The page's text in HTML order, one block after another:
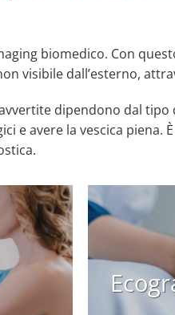
biomedico. Con
visibile dall’esterno,
dipendono dal tipo
e avere la vescica piena.